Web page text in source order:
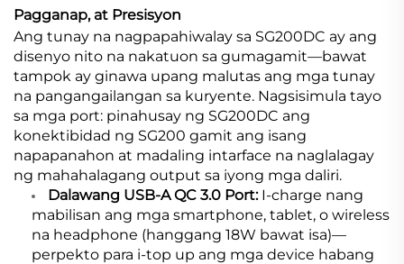
Pagganap, at Presisyon
Ang tunay na nagpapahiwalay sa SG200DC ay ang
disenyo nito na nakatuon sa gumagamit—bawat
tampok ay ginawa upang malutas ang mga tunay
na pangangailangan sa kuryente. Nagsisimula tayo
sa mga port: pinahusay ng SG200DC ang
konektibidad ng SG200 gamit ang isang
napapanahon at madaling intarface na naglalagay
ng mahahalagang output sa iyong mga daliri.
Dalawang USB-A QC 3.0 Port: I-charge nang
mabilisan ang mga smartphone, tablet, o wireless
na headphone (hanggang 18W bawat isa)—
perpekto para i-top up ang mga device habang